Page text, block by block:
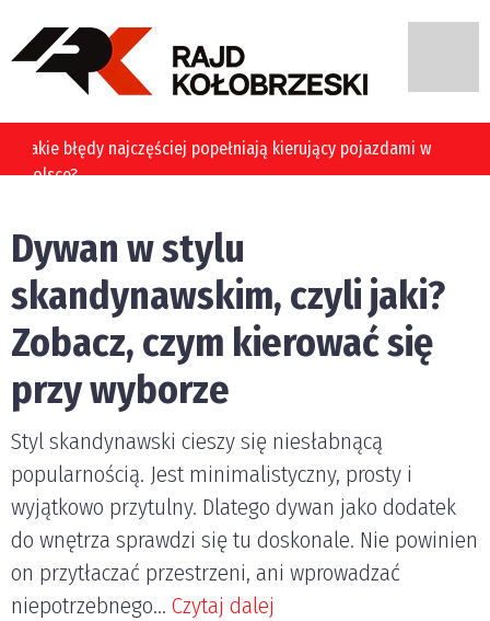
Jakie błędy najczęściej popełniają kierujący pojazdami w
Polsce?
Dywan w stylu
skandynawskim, czyli jaki?
Zobacz, czym kierować się
przy wyborze
Styl skandynawski cieszy się niesłabnącą
popularnością. Jest minimalistyczny, prosty i
wyjątkowo przytulny. Dlatego dywan jako dodatek
do wnętrza sprawdzi się tu doskonale. Nie powinien
on przytłaczać przestrzeni, ani wprowadzać
niepotrzebnego... Czytaj dalej